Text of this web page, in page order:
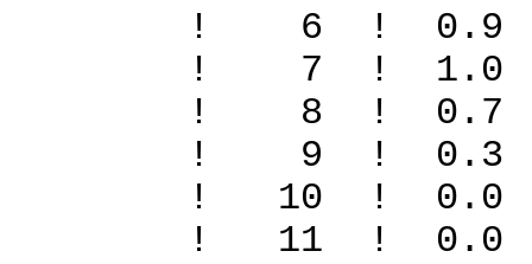
! 6 ! 0.9
! 7 ! 1.0
! 8 ! 0.7
! 9 ! 0.3
! 10 !
! 11 !